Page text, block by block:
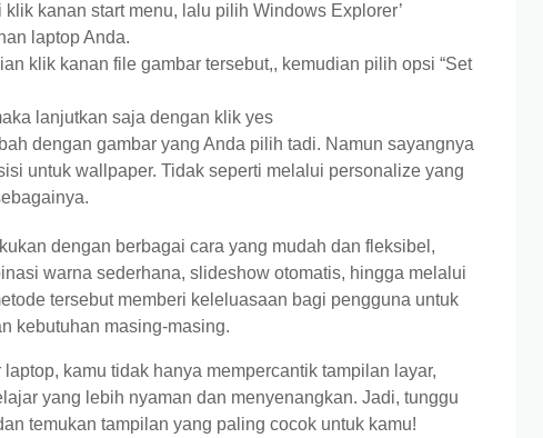
kanan start menu, lalu pilih Windows Explorer’
laptop Anda.
klik kanan file gambar tersebut,, kemudian pilih opsi “Set
lanjutkan saja dengan klik yes
dengan gambar yang Anda pilih tadi. Namun sayangnya
untuk wallpaper. Tidak seperti melalui personalize yang
dengan berbagai cara yang mudah dan fleksibel,
warna sederhana, slideshow otomatis, hingga melalui
tersebut memberi keleluasaan bagi pengguna untuk
kebutuhan masing-masing.
kamu tidak hanya mempercantik tampilan layar,
yang lebih nyaman dan menyenangkan. Jadi, tunggu
temukan tampilan yang paling cocok untuk kamu!